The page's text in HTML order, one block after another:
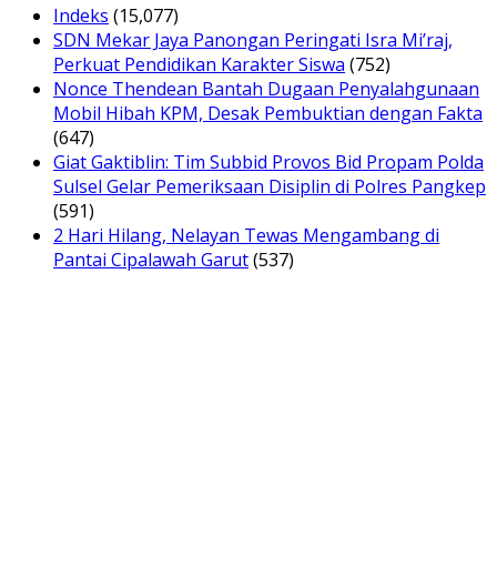
Indeks (15,077)
SDN Mekar Jaya Panongan Peringati Isra Mi’raj,
Perkuat Pendidikan Karakter Siswa (752)
Nonce Thendean Bantah Dugaan Penyalahgunaan
Mobil Hibah KPM, Desak Pembuktian dengan Fakta
(647)
Giat Gaktiblin: Tim Subbid Provos Bid Propam Polda
Sulsel Gelar Pemeriksaan Disiplin di Polres Pangkep
(591)
2 Hari Hilang, Nelayan Tewas Mengambang di
Pantai Cipalawah Garut(537)